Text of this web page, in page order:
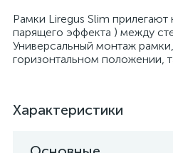
Рамки Liregus Slim прилегают
парящего эффекта ) между
Универсальный монтаж
горизонтальном положении,
Характеристики